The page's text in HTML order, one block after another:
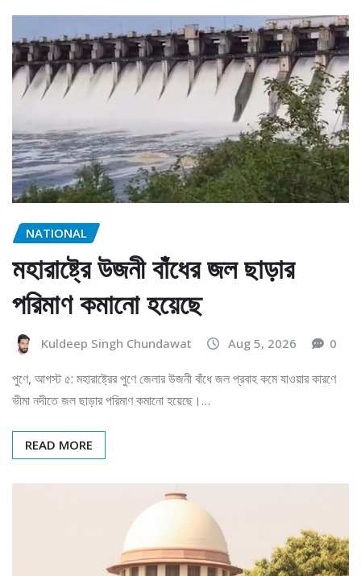
NATIONAL
মহারাষ্ট্রে উজনী বাঁধের জল ছাড়ার
পরিমাণ কমানো হয়েছে
Kuldeep Singh Chundawat Aug 5, 2026 0
পুণে, আগস্ট ৫: মহারাষ্ট্রের পুণে জেলার উজনী বাঁধে জল প্রবাহ কমে যাওয়ার কারণে
ভীমা নদীতে জল ছাড়ার পরিমাণ কমানো হয়েছে।…
READ MORE